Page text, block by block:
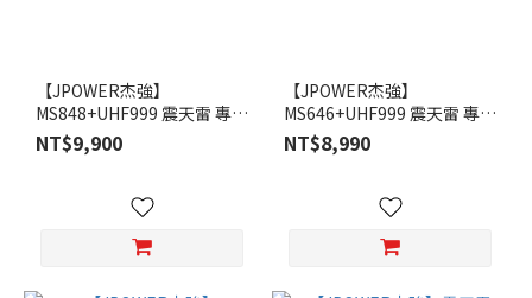
【JPOWER杰強】
MS848+UHF999 震天雷 專業
無線麥克風
NT$9,900
【JPOWER杰強】
MS646+UHF999 震天雷 專業
無線麥克風
NT$8,990